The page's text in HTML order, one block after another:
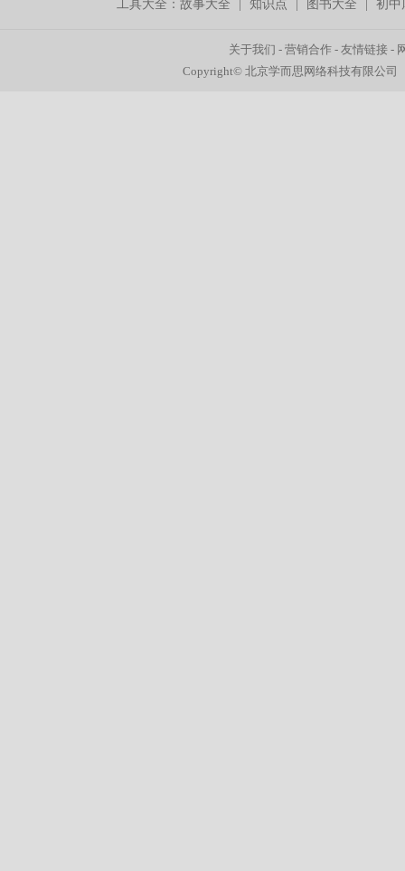
工具大全：故事大全 |知识点 图书大全 |初中
关于我们 -营销合作 -友情链接 -
Copyright© 北京学而思网络科技有限公司